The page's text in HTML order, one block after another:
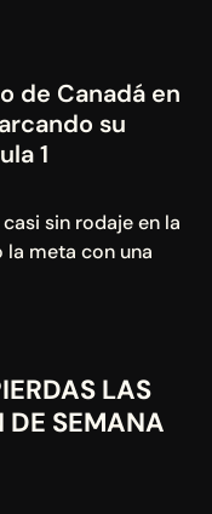
de Canadá en
su
1
sin rodaje en la
la meta con una
LAS
DE SEMANA